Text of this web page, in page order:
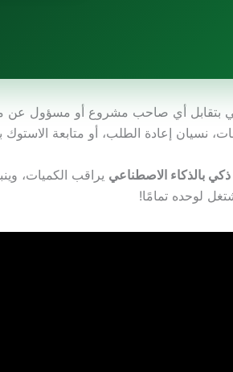
بتقابل أي صاحب مشروع أو مسؤول عن
نسيان إعادة الطلب، أو متابعة
بالذكاء الاصطناعي يراقب الكميات،
لوحده تمامًا!